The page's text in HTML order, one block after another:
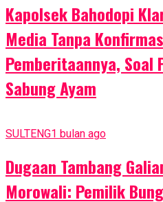
Kapolsek Bahodopi
Media Tanpa
Pemberitaannya, Soal
Sabung Ayam
SULTENG1 bulan ago
Dugaan Tambang
Morowali: Pemilik